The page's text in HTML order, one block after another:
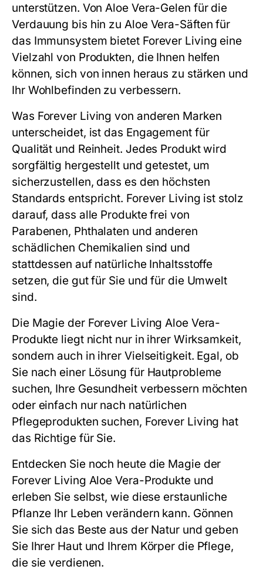
unterstützen. Von Aloe Vera-Gelen für die
Verdauung bis hin zu Aloe Vera-Säften für
das Immunsystem bietet Forever Living eine
Vielzahl von Produkten, die Ihnen helfen
können, sich von innen heraus zu stärken und
Ihr Wohlbefinden zu verbessern.
Was Forever Living von anderen Marken
unterscheidet, ist das Engagement für
Qualität und Reinheit. Jedes Produkt wird
sorgfältig hergestellt und getestet, um
sicherzustellen, dass es den höchsten
Standards entspricht. Forever Living ist stolz
darauf, dass alle Produkte frei von
Parabenen, Phthalaten und anderen
schädlichen Chemikalien sind und
stattdessen auf natürliche Inhaltsstoffe
setzen, die gut für Sie und für die Umwelt
sind.
Die Magie der Forever Living Aloe Vera-
Produkte liegt nicht nur in ihrer Wirksamkeit,
sondern auch in ihrer Vielseitigkeit. Egal, ob
Sie nach einer Lösung für Hautprobleme
suchen, Ihre Gesundheit verbessern möchten
oder einfach nur nach natürlichen
Pflegeprodukten suchen, Forever Living hat
das Richtige für Sie.
Entdecken Sie noch heute die Magie der
Forever Living Aloe Vera-Produkte und
erleben Sie selbst, wie diese erstaunliche
Pflanze Ihr Leben verändern kann. Gönnen
Sie sich das Beste aus der Natur und geben
Sie Ihrer Haut und Ihrem Körper die Pflege,
die sie verdienen.